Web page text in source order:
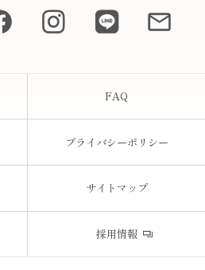
FAQ
プライバシーポリシー
サイトマップ
採用情報